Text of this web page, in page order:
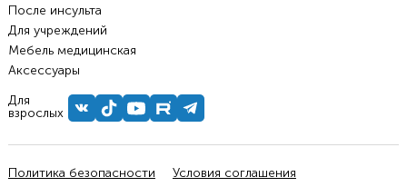
После инсульта
Для учреждений
Мебель медицинская
Аксессуары
Для
взрослых
Политика безопасности
Условия соглашения